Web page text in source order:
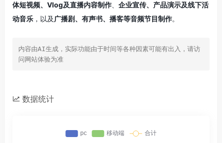
体短视频、Vlog及直播内容制作
企业宣传、产品演示及线下活
动音乐 ，以及广播剧、有声书、播客等音频节目制作。
内容由AI生成，实际功能由于时间等各种因素可能有出入，请访
问网站体验为准
数据统计